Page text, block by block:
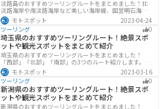
淡路島のおすすめツーリングルートをまとめました！北
淡路海岸や南淡路海岸など美しい海岸線、国営明石海峡
公園や淡路夢舞台など、自然とアートが融合した施設も
多数あります。バイクで淡路島にツーリングに行く際は
参考にしてください。
モトスポット
2023-04-24
ツーリング
0
埼玉県のおすすめツーリングルート！絶景スポ
ットや観光スポットをまとめて紹介
埼玉県のおすすめツーリングルートをまとめました！
「西部」「北部」「南部」の3つのルート紹介します。自
然豊かな西側と街中の東側で違った楽しみ方ができま
す。バイクで埼玉県にツーリングに行く際は参考にして
ください。
モトスポット
2023-03-16
ツーリング
0
新潟県のおすすめツーリングルート！絶景スポ
ットや観光スポットをまとめて紹介
新潟県のおすすめツーリングルートをまとめました！